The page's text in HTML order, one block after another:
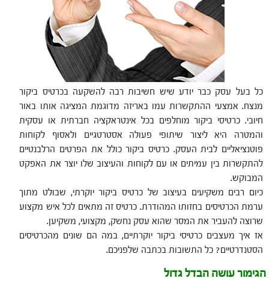
כל בעל עסק כבר יודע שיש חשיבות רבה להשקעה בכרטיס ביקור
מנצח. אמצעי ההתקשרות עמו באריזה מדוגמת המציגה אותו באור
חיובי. כרטיסי ביקור מוחלפים בכל אינטראקציה חברתית או עסקית
והמטרה היא ליצור שיתופי פעולה אסטרטגיים ולאסוף לקוחות
פוטנציאליים לבית העסק. כרטיס ביקור כולל את הפרטים הרלבנטיים
להתקשרות בין עמיתים או עם לקוחות והעיצוב שלו יוצר את האפקט
המבוקש.
כיום רבים משקיעים בעיצוב של כרטיס ביקור יוקרתי, שבולט מתוך
ערמת הכרטיסים בחזותו המהודרת. כרטיס זה מתאים לכל איש מקצוע
שרוצה להעביר את המסר שהוא עסק נחשק, מקצועי, משקיען.
אז איך מעצבים כרטיסי ביקור יוקרתיים, במה הם שונים מהכרטיסים
הסטנדרטיים? כל התשובות בכתבה שלפניכם.
הגימור עושה הבדל גדול